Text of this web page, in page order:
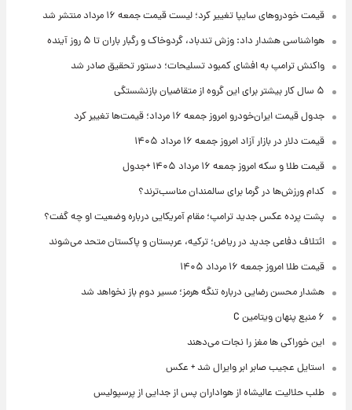
قیمت خودروهای سایپا تغییر کرد؛ لیست قیمت جمعه ۱۶ مرداد منتشر شد
هواشناسی هشدار داد: وزش تندباد، گردوخاک و رگبار باران تا ۵ روز آینده
واکنش ترامپ به افشای کمبود تسلیحات؛ دستور تحقیق صادر شد
۵ سال کار بیشتر برای این گروه از متقاضیان بازنشستگی
جدول قیمت ایران‌خودرو امروز جمعه ۱۶ مرداد؛ قیمت‌ها تغییر کرد
قیمت دلار در بازار آزاد امروز جمعه ۱۶ مرداد ۱۴۰۵
قیمت طلا و سکه امروز جمعه ۱۶ مرداد ۱۴۰۵ +جدول
کدام ورزش‌ها در گرما برای سالمندان مناسب‌ترند؟
پشت پرده عکس جدید ترامپ؛ مقام آمریکایی درباره وضعیت او چه گفت؟
ائتلاف دفاعی جدید در ریاض؛ ترکیه، عربستان و پاکستان متحد می‌شوند
قیمت طلا امروز جمعه ۱۶ مرداد ۱۴۰۵
هشدار محسن رضایی درباره تنگه هرمز؛ مسیر دوم باز نخواهد شد
۶ منبع پنهان ویتامین C
این خوراکی ها مغز را نجات می‌دهند
استایل عجیب صابر ابر وایرال شد + عکس
طلب حلالیت عالیشاه از هواداران پس از جدایی از پرسپولیس